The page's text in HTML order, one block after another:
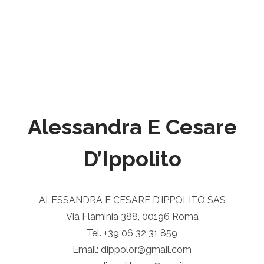
Alessandra E Cesare
D’Ippolito
ALESSANDRA E CESARE D’IPPOLITO SAS
Via Flaminia 388, 00196 Roma
Tel. +39 06 32 31 859
Email: dippolor@gmail.com